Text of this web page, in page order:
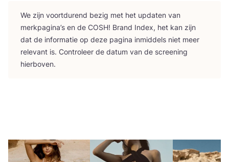
We zijn voort­du­rend bezig met het upda­ten van
merk­pa­gi­na’s en de COSH! Brand Index, het kan zijn
dat de infor­ma­tie op deze pagi­na inmid­dels niet meer
rele­vant is. Con­tro­leer de datum van de scree­ning
hierboven.